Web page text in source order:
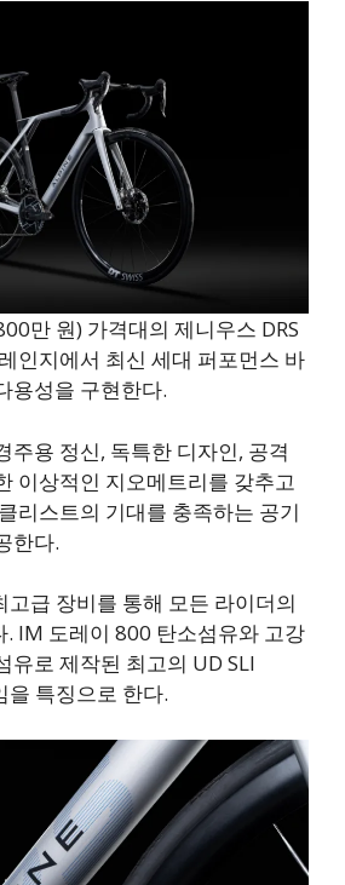
만 원) 가격대의 제니우스 DRS
인지에서 최신 세대 퍼포먼스 바
용성을 구현한다.
주용 정신, 독특한 디자인, 공격
이상적인 지오메트리를 갖추고
리스트의 기대를 충족하는 공기
한다.
고급 장비를 통해 모든 라이더의
. IM 도레이 800 탄소섬유와 고강
유로 제작된 최고의 UD SLI
을 특징으로 한다.